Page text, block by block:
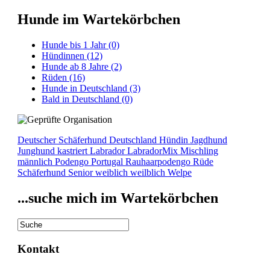
Hunde im Wartekörbchen
Hunde bis 1 Jahr(0)
Hündinnen (12)
Hunde ab 8 Jahre (2)
Rüden (16)
Hunde in Deutschland (3)
Bald in Deutschland (0)
Deutscher SchäferhundDeutschlandHündinJagdhund
JunghundkastriertLabradorLabradorMixMischling
männlichPodengoPortugalRauhaarpodengoRüde
Schäferhund SeniorweiblichweilblichWelpe
...suche mich im Wartekörbchen
Kontakt